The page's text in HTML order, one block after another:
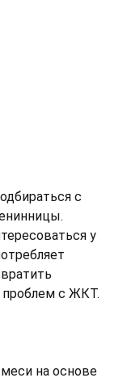
с
у
проблем с ЖКТ.
на основе